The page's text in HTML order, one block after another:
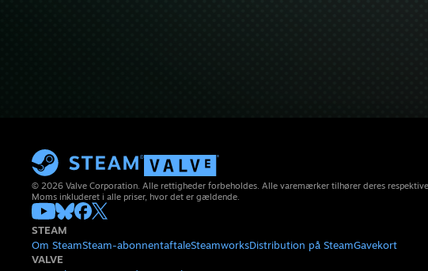
© 2026 Valve Corporation. Alle rettigheder forbeholdes. Alle varemærker tilhører deres
Moms inkluderet i alle priser, hvor det er gældende.
STEAM
Om SteamSteam-abonnentaftaleSteamworksDistribution på SteamGavekort
VALVE